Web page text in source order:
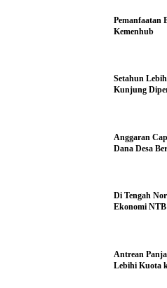
Pemanfaatan
Kemenhub
Setahun
Kunjung
Anggaran
Dana Desa
Di Tengah
Ekonomi
Antrean
Lebihi Kuota